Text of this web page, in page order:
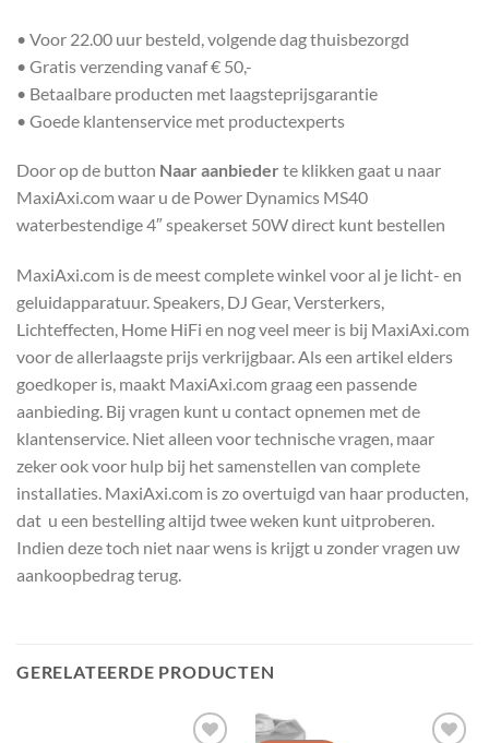
• Voor 22.00 uur besteld, volgende dag thuisbezorgd
• Gratis verzending vanaf € 50,-
• Betaalbare producten met laagsteprijsgarantie
• Goede klantenservice met productexperts
Door op de button Naar aanbieder te klikken gaat u naar
MaxiAxi.com waar u de Power Dynamics MS40
waterbestendige 4″ speakerset 50W direct kunt bestellen
MaxiAxi.com is de meest complete winkel voor al je licht- en
geluidapparatuur. Speakers, DJ Gear, Versterkers,
Lichteffecten, Home HiFi en nog veel meer is bij MaxiAxi.com
voor de allerlaagste prijs verkrijgbaar. Als een artikel elders
goedkoper is, maakt MaxiAxi.com graag een passende
aanbieding. Bij vragen kunt u contact opnemen met de
klantenservice. Niet alleen voor technische vragen, maar
zeker ook voor hulp bij het samenstellen van complete
installaties. MaxiAxi.com is zo overtuigd van haar producten,
dat u een bestelling altijd twee weken kunt uitproberen.
Indien deze toch niet naar wens is krijgt u zonder vragen uw
aankoopbedrag terug.
GERELATEERDE PRODUCTEN